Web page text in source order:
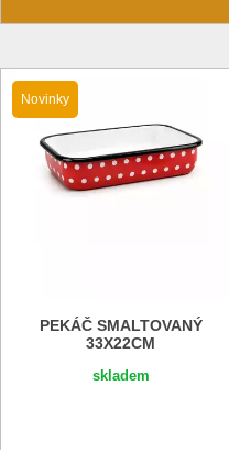
Novinky
PEKÁČ SMALTOVANÝ
33X22CM
skladem